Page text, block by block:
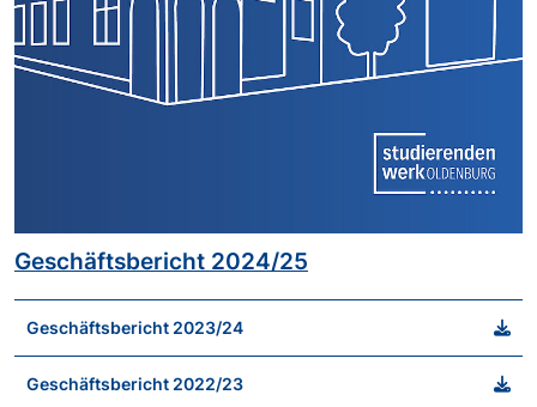
Geschäftsbericht 2024/25
Geschäftsbericht 2023/24
Geschäftsbericht 2022/23